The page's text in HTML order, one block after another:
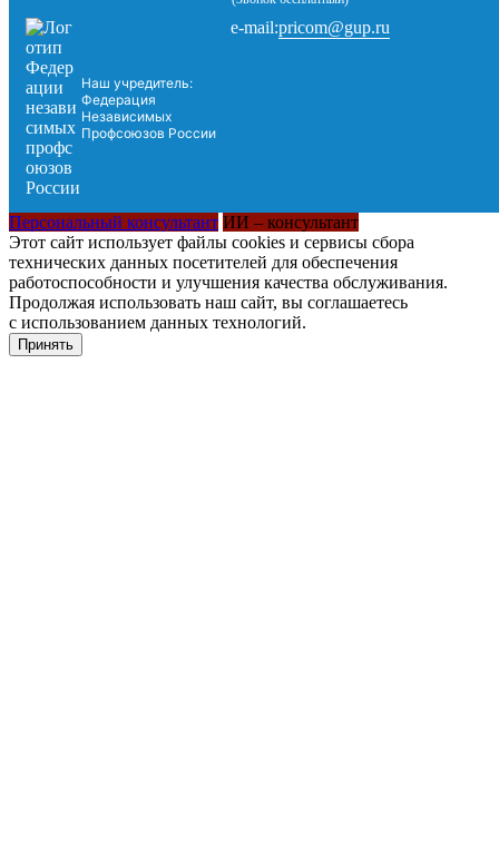
Наш учредитель:
Федерация
Независимых
Профсоюзов России
e-mail:pricom@gup.ru
Персональный консультант ИИ – консультант
Этот сайт использует файлы cookies и сервисы сбора
технических данных посетителей для обеспечения
работоспособности и улучшения качества обслуживания.
Продолжая использовать наш сайт, вы соглашаетесь
с использованием данных технологий.
Принять